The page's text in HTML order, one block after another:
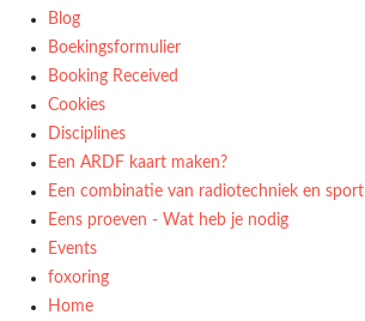
Blog
Boekingsformulier
Booking Received
Cookies
Disciplines
Een ARDF kaart maken?
Een combinatie van radiotechniek en sport
Eens proeven - Wat heb je nodig
Events
foxoring
Home